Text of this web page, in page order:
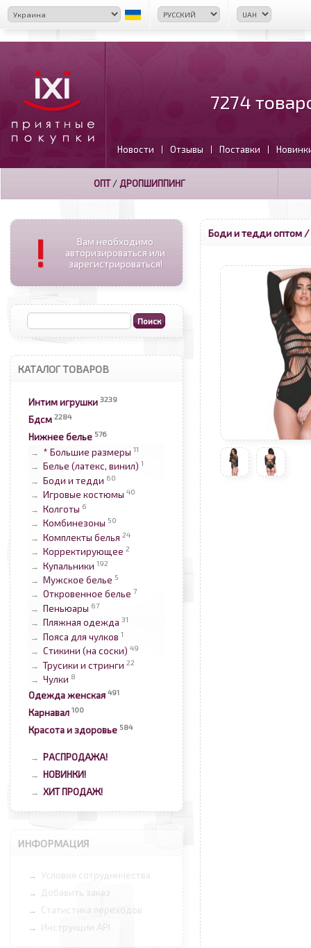
7274
Новости | Отзывы | Поставки |
ОПТ/ ДРОПШИППИНГ
!
Вам необходимо
авторизироваться или
зарегистрироваться!
КАТАЛОГ ТОВАРОВ
Интим игрушки 3239
Бдсм 2284
Нижнее белье 576
→ * Большие размеры 11
→ Белье (латекс, винил) 1
→ Боди и тедди 60
→ Игровые костюмы 40
→ Колготы 6
→ Комбинезоны 50
→ Комплекты белья 24
→ Корректирующее 2
→ Купальники 192
→ Мужское белье 5
→ Откровенное белье 7
→ Пеньюары 67
→ Пляжная одежда 31
→ Пояса для чулков 1
→ Стикини (на соски) 49
→ Трусики и стринги 22
→ Чулки 8
Одежда женская 491
Карнавал 100
Красота и здоровье 584
→ РАСПРОДАЖА!
→ НОВИНКИ!
→ ХИТ ПРОДАЖ!
ИНФОРМАЦИЯ
→ Условия сотрудничества
→ Добавить заказ
→ Статистика переходов
→ Инструкции API
Боди и тедди оптом/